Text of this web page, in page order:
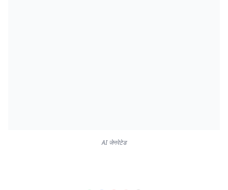
AI जेनरेटेड